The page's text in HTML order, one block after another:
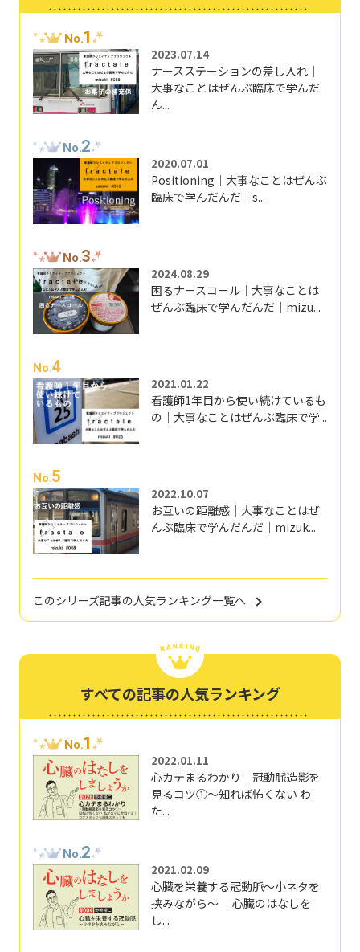
No.1
2023.07.14
ナースステーションの差し入れ｜
大事なことはぜんぶ臨床で学んだ
ん...
No.2
2020.07.01
Positioning｜大事なことはぜんぶ
臨床で学んだんだ｜s...
No.3
2024.08.29
困るナースコール｜大事なことは
ぜんぶ臨床で学んだんだ｜mizu...
No.4
2021.01.22
看護師1年目から使い続けているも
の｜大事なことはぜんぶ臨床で学...
No.5
2022.10.07
お互いの距離感｜大事なことはぜ
んぶ臨床で学んだんだ｜mizuk...
このシリーズ記事の人気ランキング一覧へ
すべての記事の人気ランキング
No.1
2022.01.11
心カテまるわかり｜冠動脈造影を
見るコツ①～知れば怖くない わ
た...
No.2
2021.02.09
心臓を栄養する冠動脈～小ネタを
挟みながら～ ｜心臓のはなしを
し...